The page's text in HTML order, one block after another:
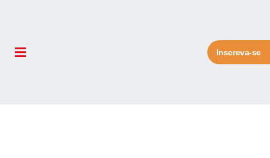
Inscreva-se